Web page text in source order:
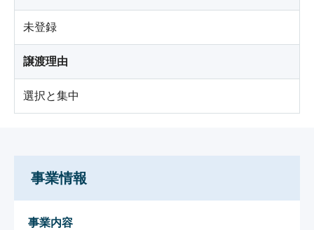
未登録
譲渡理由
選択と集中
事業情報
事業内容